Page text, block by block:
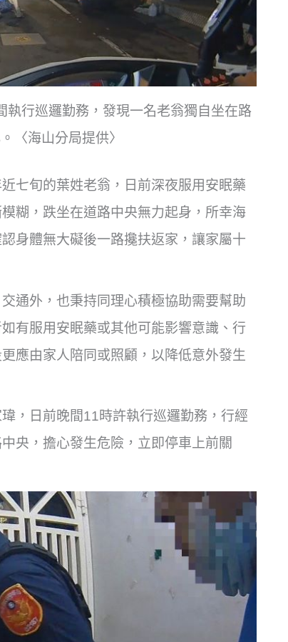
執行巡邏勤務，發現一名老翁獨自坐在路
〈海山分局提供〉
七旬的葉姓老翁，日前深夜服用安眠藥
糊，跌坐在道路中央無力起身，所幸海
身體無大礙後一路攙扶返家，讓家屬十
通外，也秉持同理心積極協助需要幫助
有服用安眠藥或其他可能影響意識、行
應由家人陪同或照顧，以降低意外發生
，日前晚間11時許執行巡邏勤務，行經
央，擔心發生危險，立即停車上前關